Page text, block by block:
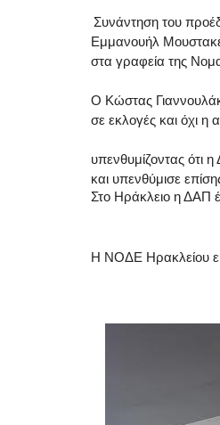
Συνάντηση του
Εμμανουήλ
στα γραφεία της
Ο Κώστας
σε εκλογές και όχι η
υπενθυμίζοντας ότι
και υπενθύμισε
Στο Ηράκλειο η ΔΑΠ
Η ΝΟΔΕ Ηρακλείου